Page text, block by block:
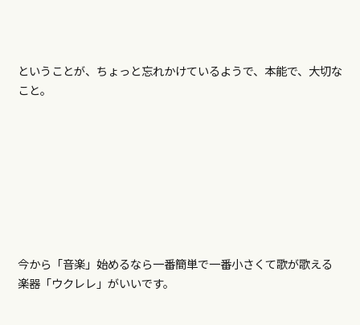
ということが、ちょっと忘れかけているようで、本能で、大切な
こと。
今から「音楽」始めるなら一番簡単で一番小さくて歌が歌える
楽器「ウクレレ」がいいです。